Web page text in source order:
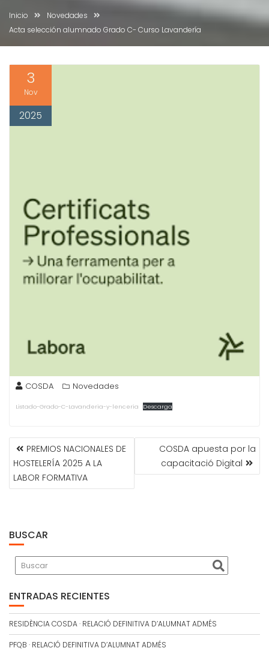
Inicio
Novedades
Acta selección alumnado Grado C- Curso Lavandería
3
Nov
2025
COSDA Novedades
Listado-Grado-C-Lavanderia-y-lenceria Descarga
NAVEGACIÓN
DE
ENTRADAS
PREMIOS NACIONALES DE
HOSTELERÍA 2025 A LA
LABOR FORMATIVA
COSDA apuesta por la
capacitació Digital
BUSCAR
ENTRADAS RECIENTES
RESIDÈNCIA COSDA · RELACIÓ DEFINITIVA D’ALUMNAT ADMÉS
PFQB · RELACIÓ DEFINITIVA D’ALUMNAT ADMÉS